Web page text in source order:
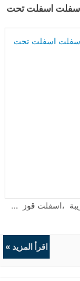
اسفلت تحت
،اسفلت قوز ...
اقرأ المزيد »